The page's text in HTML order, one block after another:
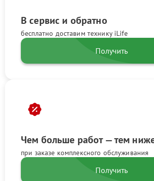
В сервис и обратно
бесплатно доставим технику iLife
Получить
Чем больше работ — тем
при заказе комплексного обслуживания
Получить